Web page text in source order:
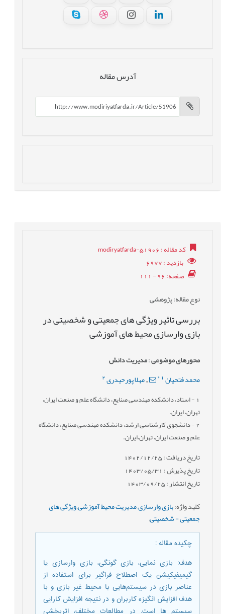
آدرس مقاله
کد مقاله: modiryatfarda-51906
بازدید: 6977
صفحه: 96 - 111
نوع مقاله: پژوهشی
بررسی تاثیر ویژگی های جمعیتی و شخصیتی در
بازی وارسازی محیط های آموزشی
محورهای موضوعی:مدیریت دانش
محمد فتحیان *
,مهلا پورحیدری 2
- استاد، دانشکده مهندسی صنایع، دانشگاه علم و صنعت ایران،
تهران، ایران.
2- دانشجوی کارشناسی ارشد، دانشکده مهندسی صنایع، دانشگاه
علم و صنعت ایران، تهران،ایران.
تاریخ دریافت : 1402/12/25
تاریخ پذیرش : 1403/05/31
تاریخ انتشار : 1403/09/25
کلید واژه:بازی وارسازی,مدیریت محیط آموزشی,ویژگی های
جمعیتی - شخصیتی,
چکیده مقاله:
هدف: بازی نمایی، بازی گونگی، بازی وارسازی یا
گیمیفیکیشن یک اصطلاح فراگیر برای استفاده از
عناصر بازی در سیستم‌هایی با محیط غیر بازی و با
هدف افزایش انگیزه کاربران و در نتیجه افزایش کارایی
سیستم ها است. در مطالعات مختلف، اثربخشی